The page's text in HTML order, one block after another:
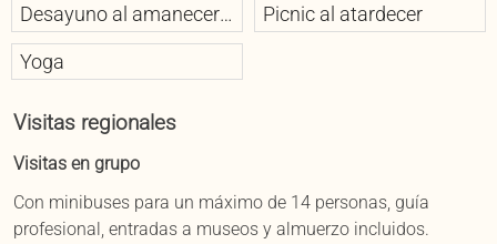
Desayuno al amanecer
en el Valle
Picnic al atardecer
Yoga
Visitas regionales
Visitas en grupo
Con minibuses para un máximo de 14 personas, guía
profesional, entradas a museos y almuerzo incluidos.